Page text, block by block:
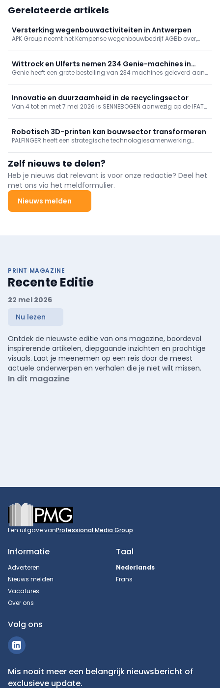
Gerelateerde artikels
Versterking wegenbouwactiviteiten in Antwerpen
APK Group neemt het Kempense wegenbouwbedrijf AGBb over,
15%.
Wittrock en Ulferts nemen 234 Genie-machines in
gebruik, incl. superboom
Genie heeft een grote bestelling van 234 machines geleverd aan
ZX‑135/70 “super boom”. Met deze levering rondt Genie een
grootschalig investeringsproject bij de betrokken bedrijven af.
Innovatie en duurzaamheid in de recyclingsector
Van 4 tot en met 7 mei 2026 is SENNEBOGEN aanwezig op de IFAT
Robotisch 3D-printen kan bouwsector transformeren
PALFINGER heeft een strategische technologiesamenwerking
Zelf nieuws te delen?
Heb je nieuws dat relevant is voor onze redactie? Deel het
met ons via het meldformulier.
Nieuws melden
PRINT MAGAZINE
Recente Editie
22 mei 2026
Nu lezen
Ontdek de nieuwste editie van ons magazine, boordevol
inspirerende artikelen, diepgaande inzichten en prachtige
visuals. Laat je meenemen op een reis door de meest
actuele onderwerpen en verhalen die je niet wilt missen.
In dit magazine
Footer
Een uitgave vanProfessional Media Group
Informatie
Adverteren
Nieuws melden
Vacatures
Over ons
Taal
Nederlands
Frans
Volg ons
Mis nooit meer een belangrijk nieuwsbericht of
exclusieve update.